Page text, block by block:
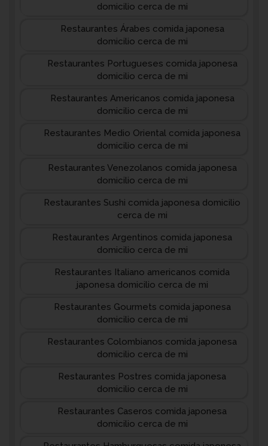
domicilio cerca de mi
Restaurantes Árabes comida japonesa
domicilio cerca de mi
Restaurantes Portugueses comida japonesa
domicilio cerca de mi
Restaurantes Americanos comida japonesa
domicilio cerca de mi
Restaurantes Medio Oriental comida japonesa
domicilio cerca de mi
Restaurantes Venezolanos comida japonesa
domicilio cerca de mi
Restaurantes Sushi comida japonesa domicilio
cerca de mi
Restaurantes Argentinos comida japonesa
domicilio cerca de mi
Restaurantes Italiano americanos comida
japonesa domicilio cerca de mi
Restaurantes Gourmets comida japonesa
domicilio cerca de mi
Restaurantes Colombianos comida japonesa
domicilio cerca de mi
Restaurantes Postres comida japonesa
domicilio cerca de mi
Restaurantes Caseros comida japonesa
domicilio cerca de mi